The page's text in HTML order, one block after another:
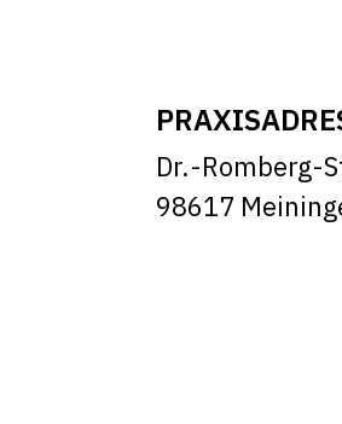
Dr.-Romberg-
98617